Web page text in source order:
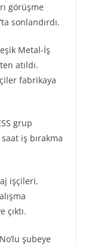
görüşme
sonlandırdı.
Metal-İş
atıldı.
fabrikaya
grup
iş bırakma
işçileri,
çıktı.
şubeye